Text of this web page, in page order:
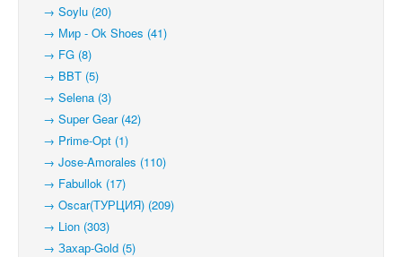
→ Soylu (20)
→ Мир - Ok Shoes (41)
→ FG (8)
→ BBT (5)
→ Selena (3)
→ Super Gear (42)
→ Prime-Opt (1)
→ Jose-Amorales (110)
→ Fabullok (17)
→ Oscar(ТУРЦИЯ) (209)
→ Lion (303)
→ Захар-Gold (5)